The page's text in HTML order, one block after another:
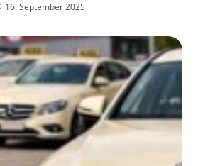
16. September 2025